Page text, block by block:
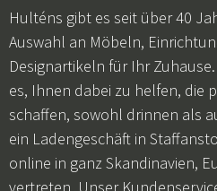
Hulténs gibt es seit über 40
Auswahl an Möbeln,
Designartikeln für Ihr
es, Ihnen dabei zu helfen, die
schaffen, sowohl drinnen als
ein Ladengeschäft in
online in ganz Skandinavien,